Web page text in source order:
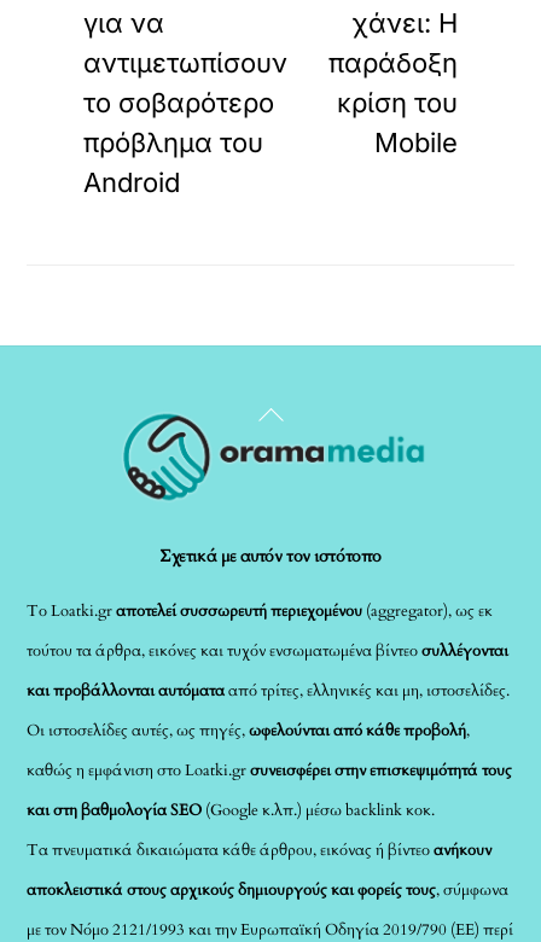
για να
αντιμετωπίσουν
το σοβαρότερο
πρόβλημα του
Android
χάνει: Η
παράδοξη
κρίση του
Mobile
Back
To
Σχετικά με αυτόν τον ιστότοπο
Το Loatki.grαποτελεί συσσωρευτή περιεχομένου (aggregator), ως εκ
τούτου τα άρθρα, εικόνες και τυχόν ενσωματωμένα βίντεοσυλλέγονται
και προβάλλονται αυτόματααπό τρίτες, ελληνικές και μη, ιστοσελίδες.
Οι ιστοσελίδες αυτές, ως πηγές,ωφελούνται από κάθε προβολή,
καθώς η εμφάνιση στο Loatki.grσυνεισφέρει στην επισκεψιμότητά τους
και στη βαθμολογία SEO (Google κ.λπ.) μέσω backlink κοκ.
Τα πνευματικά δικαιώματα κάθε άρθρου, εικόνας ή βίντεοανήκουν
αποκλειστικά στους αρχικούς δημιουργούς και φορείς τους, σύμφωνα
με τον Νόμο 2121/1993 και την Ευρωπαϊκή Οδηγία 2019/790 (ΕΕ) περί